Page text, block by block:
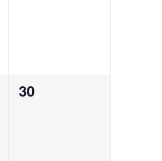
0
30